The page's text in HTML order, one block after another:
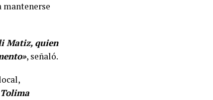
mantenerse
Matiz, quien
, señaló.